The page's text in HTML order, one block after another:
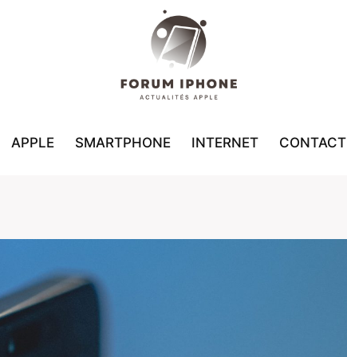
APPLE SMARTPHONE INTERNET CONTACT